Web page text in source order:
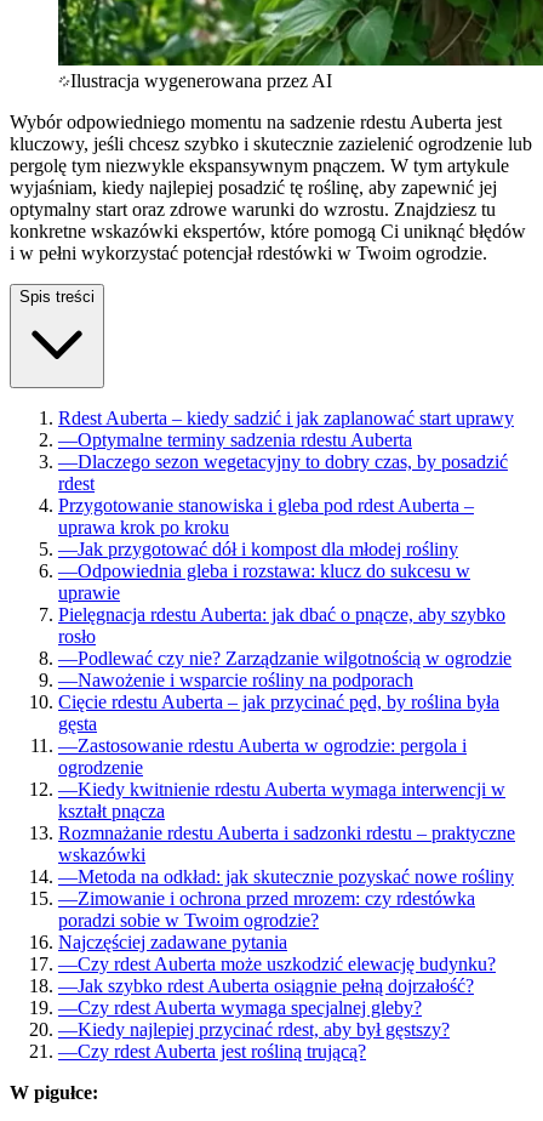
Ilustracja wygenerowana przez AI
Wybór odpowiedniego momentu na sadzenie rdestu Auberta jest
kluczowy, jeśli chcesz szybko i skutecznie zazielenić ogrodzenie lub
pergolę tym niezwykle ekspansywnym pnączem. W tym artykule
wyjaśniam, kiedy najlepiej posadzić tę roślinę, aby zapewnić jej
optymalny start oraz zdrowe warunki do wzrostu. Znajdziesz tu
konkretne wskazówki ekspertów, które pomogą Ci uniknąć błędów
i w pełni wykorzystać potencjał rdestówki w Twoim ogrodzie.
Spis treści
Rdest Auberta – kiedy sadzić i jak zaplanować start uprawy
—Optymalne terminy sadzenia rdestu Auberta
—Dlaczego sezon wegetacyjny to dobry czas, by posadzić
rdest
Przygotowanie stanowiska i gleba pod rdest Auberta –
uprawa krok po kroku
—Jak przygotować dół i kompost dla młodej rośliny
—Odpowiednia gleba i rozstawa: klucz do sukcesu w
uprawie
Pielęgnacja rdestu Auberta: jak dbać o pnącze, aby szybko
rosło
—Podlewać czy nie? Zarządzanie wilgotnością w ogrodzie
—Nawożenie i wsparcie rośliny na podporach
Cięcie rdestu Auberta – jak przycinać pęd, by roślina była
gęsta
—Zastosowanie rdestu Auberta w ogrodzie: pergola i
ogrodzenie
—Kiedy kwitnienie rdestu Auberta wymaga interwencji w
kształt pnącza
Rozmnażanie rdestu Auberta i sadzonki rdestu – praktyczne
wskazówki
—Metoda na odkład: jak skutecznie pozyskać nowe rośliny
—Zimowanie i ochrona przed mrozem: czy rdestówka
poradzi sobie w Twoim ogrodzie?
Najczęściej zadawane pytania
—Czy rdest Auberta może uszkodzić elewację budynku?
—Jak szybko rdest Auberta osiągnie pełną dojrzałość?
—Czy rdest Auberta wymaga specjalnej gleby?
—Kiedy najlepiej przycinać rdest, aby był gęstszy?
—Czy rdest Auberta jest rośliną trującą?
W pigułce: